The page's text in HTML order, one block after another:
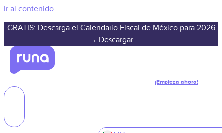
Ir al contenido
GRATIS: Descarga el Calendario Fiscal de México para 2026
→ Descargar
¡Empieza ahora!